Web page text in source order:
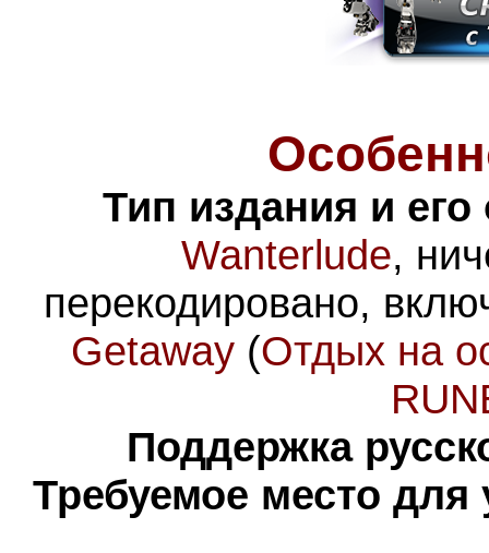
Тип издания и его
Wanterlude,
перекодировано,
Getaway(Отдых на
Поддержка
Требуемое место